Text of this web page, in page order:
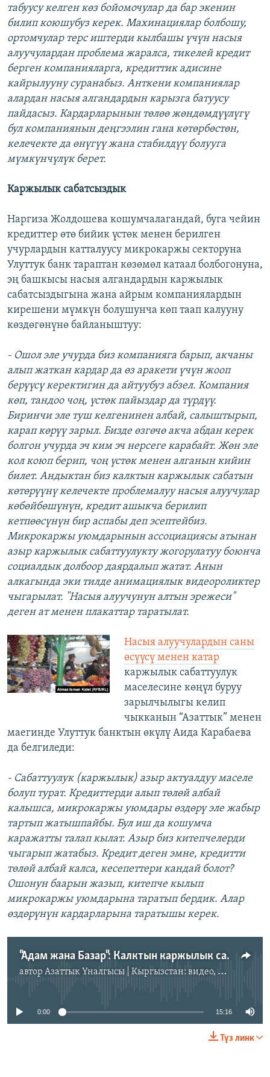
табуусу келген көз бойомочулар да бар экенин
билип коюшубуз керек. Махинациялар болбошу,
ортомчулар терс иштерди кылбашы үчүн насыя
алуучулардан проблема жаралса, тикелей кредит
берген компанияларга, кредиттик адисине
кайрылууну суранабыз. Анткени компаниялар
алардан насыя алгандардын карызга батуусу
пайдасыз. Кардарларынын төлөө жөндөмдүүлүгү
бул компаниянын деңгээлин гана көтөрбөстөн,
келечекте да өнүгүү жана стабилдүү болууга
мүмкүнчүлүк берет.
Каржылык сабатсыздык
Наргиза Жолдошева кошумчалагандай, буга чейин
кредиттер өтө бийик үстөк менен берилген
учурлардын катталуусу микрокаржы секторуна
Улуттук банк тараптан көзөмөл катаал болбогонуна,
эң башкысы насыя алгандардын каржылык
сабатсыздыгына жана айрым компаниялардын
кирешени мүмкүн болушунча көп таап калууну
көздөгөнүнө байланыштуу:
- Ошол эле учурда биз компанияга барып, акчаны
алып жаткан кардар да өз аракети үчүн жооп
берүүсү керектигин да айтуубуз абзел. Компания
көп, тандоо чоң, үстөк пайыздар да түрдүү.
Биринчи эле туш келгенинен албай, салыштырып,
карап көрүү зарыл. Бизде өзгөчө акча абдан керек
болгон учурда эч ким эч нерсеге карабайт. Жөн эле
кол коюп берип, чоң үстөк менен алганын кийин
билет. Андыктан биз калктын каржылык сабатын
көтөрүүнү келечекте проблемалуу насыя алуучулар
көбөйбөшүнүн, кредит ашыкча берилип
кетпөөсүнүн бир аспабы деп эсептейбиз.
Микрокаржы уюмдарынын ассоциациясы атынан
азыр каржылык сабаттуулукту жогорулатуу боюнча
социалдык долбоор даярдалып жатат. Анын
алкагында эки тилде анимациялык видеороликтер
чыгарылат. "Насыя алуучунун алтын эрежеси"
деген ат менен плакаттар таратылат.
Насыя алуучулардын саны
өсүүсү менен катар
каржылык сабаттуулук
маселесине көңүл буруу
зарылчылыгы келип
чыкканын “Азаттык” менен
маегинде Улуттук банктын өкүлү Аида Карабаева
да белгиледи:
- Сабаттуулук (каржылык) азыр актуалдуу маселе
болуп турат. Кредиттерди алып төлөй албай
калышса, микрокаржы уюмдары өздөрү эле жабыр
тартып жатышпайбы. Бул иш да кошумча
каражатты талап кылат. Азыр биз китепчелерди
чыгарып жатабыз. Кредит деген эмне, кредитти
төлөй албай калса, кесепеттери кандай болот?
Ошонун баарын жазып, китепче кылып
микрокаржы уюмдарына таратып бердик. Алар
өздөрүнүн кардарларына таратышы керек.
"Адам жана Базар": Калктын каржылык сабаттуулугун көтөрүү зарыл
автор Азаттык Үналгысы | Кыргызстан: видео, фото, кабарлар
No media source currently available
0:00 15:16
Түз линк